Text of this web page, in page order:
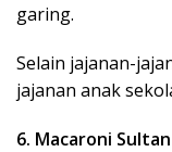
garing.
Selain jajanan-
jajanan anak
6. Macaroni Sultan